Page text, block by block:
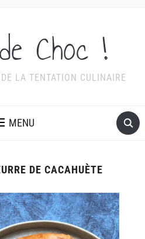
Choc !
LA TENTATION CULINAIRE
MENU
DE CACAHUÈTE